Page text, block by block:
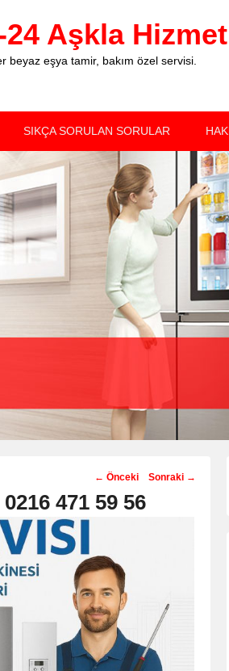
Aşkla
beyaz eşya tamir, bakım özel servisi.
SIKÇA SORULAN SORULAR
Post
navigation
← Önceki Sonraki →
471 59 56